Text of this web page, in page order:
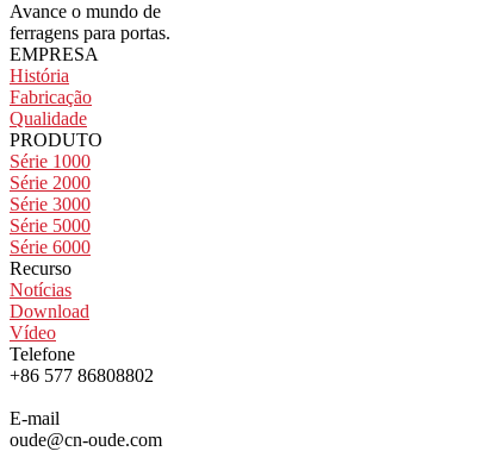
Avance o mundo de
ferragens para portas.
EMPRESA
História
Fabricação
Qualidade
PRODUTO
Série 1000
Série 2000
Série 3000
Série 5000
Série 6000
Recurso
Notícias
Download
Vídeo
Telefone
+86 577 86808802
E-mail
oude@cn-oude.com